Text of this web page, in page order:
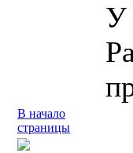
У
В начало
страницы